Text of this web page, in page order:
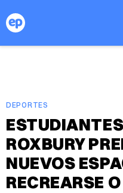
DEPORTES
ROXBURY
NUEVOS
RECREARSE